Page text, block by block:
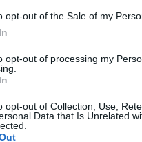
opt-out of the Sale of my
opt-out of processing my
opt-out of Collection, Use,
Data that Is Unrelated
SCHEVE
han ikke engang blant de
To dager senere står
neste sesong.